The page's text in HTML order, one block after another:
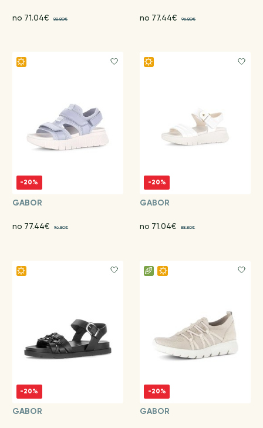
no 71.04€ 88.80€ no 77.44€ 96.80€
-20%
GABOR
no 77.44€ 96.80€
-20%
GABOR
no 71.04€ 88.80€
-20%
GABOR
-20%
GABOR